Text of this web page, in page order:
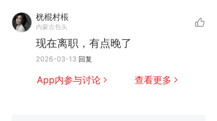
桄棍村棖
内蒙古包头
现在离职，有点晚了
2026-03-13 回复
App内参与讨论 查看更多
热
那个在床头放菜刀的女孩，
因老师一句“跟我回家”改写了
人生
新 搬家报价570元，搬到楼下